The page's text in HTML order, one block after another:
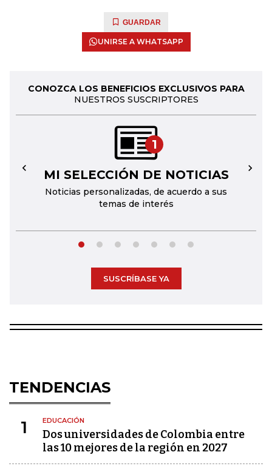
GUARDAR
UNIRSE A WHATSAPP
CONOZCA LOS BENEFICIOS EXCLUSIVOS PARA
NUESTROS SUSCRIPTORES
1
MI SELECCIÓN DE NOTICIAS
Noticias personalizadas, de acuerdo a sus
temas de interés
← →
SUSCRÍBASE YA
TENDENCIAS
1 EDUCACIÓN
Dos universidades de Colombia entre
las 10 mejores de la región en 2027